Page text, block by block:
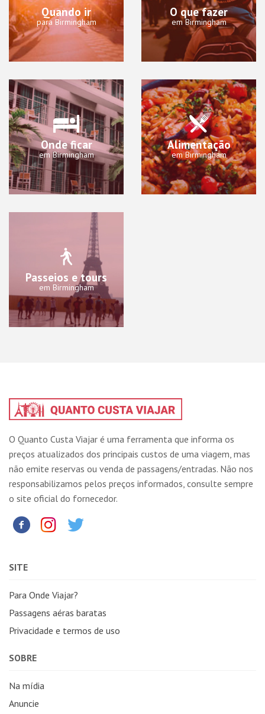
Quando ir
para Birmingham
O que fazer
em Birmingham
Onde ficar
em Birmingham
Alimentação
em Birmingham
Passeios e tours
em Birmingham
O Quanto Custa Viajar é uma ferramenta que informa os
preços atualizados dos principais custos de uma viagem, mas
não emite reservas ou venda de passagens/entradas. Não nos
responsabilizamos pelos preços informados, consulte sempre
o site oficial do fornecedor.
SITE
Para Onde Viajar?
Passagens aéras baratas
Privacidade e termos de uso
SOBRE
Na mídia
Anuncie